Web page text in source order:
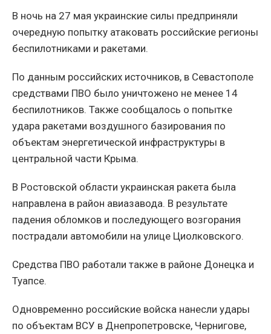
В ночь на 27 мая украинские силы предприняли
очередную попытку атаковать российские регионы
беспилотниками и ракетами.
По данным российских источников, в Севастополе
средствами ПВО было уничтожено не менее 14
беспилотников. Также сообщалось о попытке
удара ракетами воздушного базирования по
объектам энергетической инфраструктуры в
центральной части Крыма.
В Ростовской области украинская ракета была
направлена в район авиазавода. В результате
падения обломков и последующего возгорания
пострадали автомобили на улице Циолковского.
Средства ПВО работали также в районе Донецка и
Туапсе.
Одновременно российские войска нанесли удары
по объектам ВСУ в Днепропетровске, Чернигове,